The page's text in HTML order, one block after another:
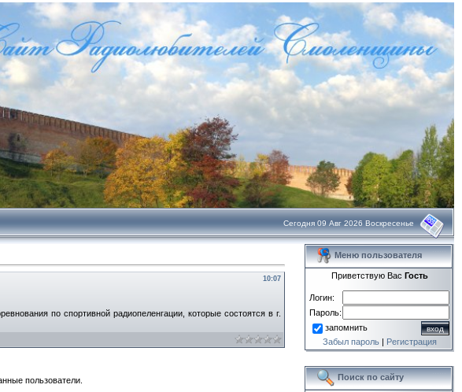
Сегодня 09 Авг 2026 Воскресенье
10:07
по спортивной радиопеленгации, которые состоятся в г.
пользователи.
Меню пользователя
Приветствую Вас Гость
Логин:
Пароль:
запомнить
Забыл пароль| Регистрация
Поиск по сайту